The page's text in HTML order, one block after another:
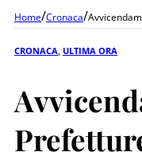
Home/Cronaca/
CRONACA ULTIMA ORA